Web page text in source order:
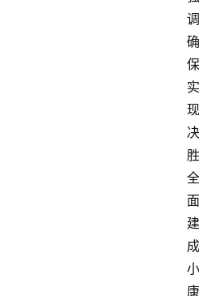
调
确
保
实
现
决
胜
全
面
建
成
小
康